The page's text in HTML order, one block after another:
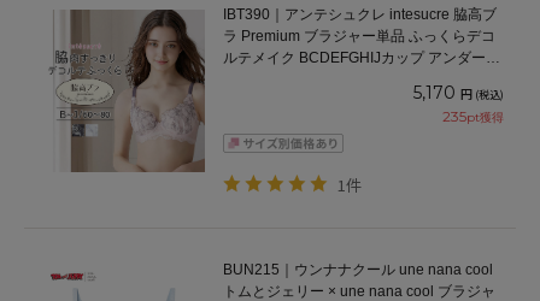
IBT390｜アンテシュクレ intesucre 脇高ブ
ラ Premium ブラジャー単品 ふっくらデコ
ルテメイク BCDEFGHIJカップ アンダー
5,170 円 (税込)
235pt獲得
1件
BUN215｜ウンナナクール une nana cool
トムとジェリー × une nana cool ブラジャ